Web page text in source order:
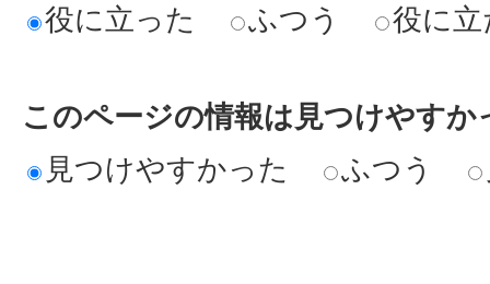
役に立った
ふつう 役に
このページの情報は見つけやすか
見つけやすかった
ふつう